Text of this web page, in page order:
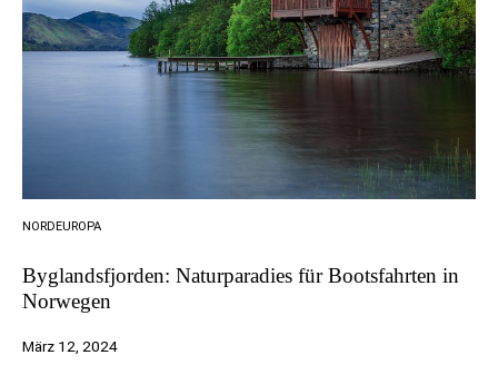
NORDEUROPA
Byglandsfjorden: Naturparadies für Bootsfahrten in
Norwegen
März 12, 2024